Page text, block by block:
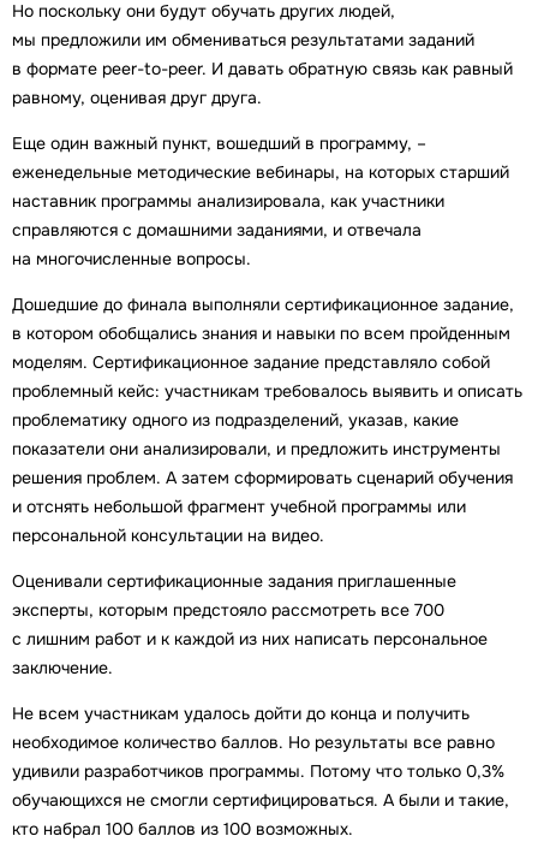
Но поскольку они будут обучать других людей,
мы предложили им обмениваться результатами заданий
в формате peer-to-peer. И давать обратную связь как равный
равному, оценивая друг друга.
Еще один важный пункт, вошедший в программу, –
еженедельные методические вебинары, на которых старший
наставник программы анализировала, как участники
справляются с домашними заданиями, и отвечала
на многочисленные вопросы.
Дошедшие до финала выполняли сертификационное задание,
в котором обобщались знания и навыки по всем пройденным
моделям. Сертификационное задание представляло собой
проблемный кейс: участникам требовалось выявить и описать
проблематику одного из подразделений, указав, какие
показатели они анализировали, и предложить инструменты
решения проблем. А затем сформировать сценарий обучения
и отснять небольшой фрагмент учебной программы или
персональной консультации на видео.
Оценивали сертификационные задания приглашенные
эксперты, которым предстояло рассмотреть все 700
с лишним работ и к каждой из них написать персональное
заключение.
Не всем участникам удалось дойти до конца и получить
необходимое количество баллов. Но результаты все равно
удивили разработчиков программы. Потому что только 0,3%
обучающихся не смогли сертифицироваться. А были и такие,
кто набрал 100 баллов из 100 возможных.